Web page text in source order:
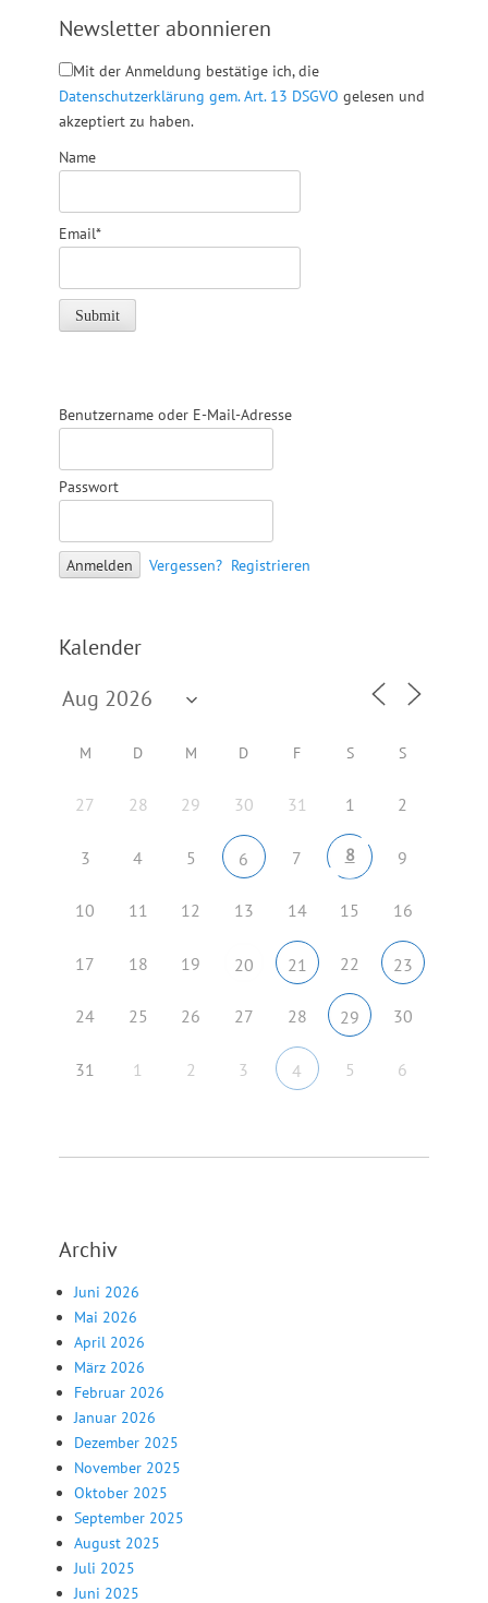
Newsletter abonnieren
Mit der Anmeldung bestätige ich, die
Datenschutzerklärung gem. Art. 13 DSGVO gelesen und
akzeptiert zu haben.
Name
Email*
Benutzername oder E-Mail-Adresse
Passwort
Vergessen? Registrieren
Kalender
M D M D F S S
27 28 29 30 31 1 2
3 4 5 6 7 8 9
10 11 12 13 14 15 16
17 18 19 20 21 22 23
24 25 26 27 28 29 30
31 1 2 3 4 5 6
Archiv
Juni 2026
Mai 2026
April 2026
März 2026
Februar 2026
Januar 2026
Dezember 2025
November 2025
Oktober 2025
September 2025
August 2025
Juli 2025
Juni 2025